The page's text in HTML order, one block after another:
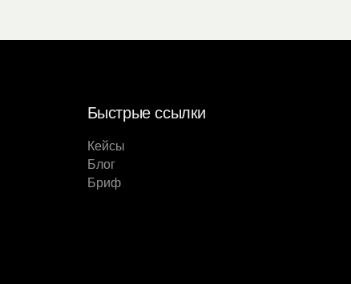
Быстрые ссылки
Кейсы
Блог
Бриф